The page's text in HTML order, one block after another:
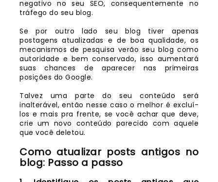
negativo no seu SEO, consequentemente no
tráfego do seu blog.
Se por outro lado seu blog tiver apenas
postagens atualizadas e de boa qualidade, os
mecanismos de pesquisa verão seu blog como
autoridade e bem conservado, isso aumentará
suas chances de aparecer nas primeiras
posições do Google.
Talvez uma parte do seu conteúdo será
inalterável, então nesse caso o melhor é excluí-
los e mais pra frente, se você achar que deve,
crie um novo conteúdo parecido com aquele
que você deletou.
Como atualizar posts antigos no
blog: Passo a passo